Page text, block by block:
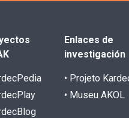
Enlaces de
investigación
• Projeto
• Museu AKOL